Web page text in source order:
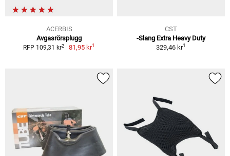
ACERBIS
Avgasrörsplugg
RFP 109,31 kr2 81,95 kr1
CST
-Slang Extra Heavy Duty
329,46 kr1